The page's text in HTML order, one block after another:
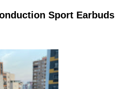
Sport Earbuds